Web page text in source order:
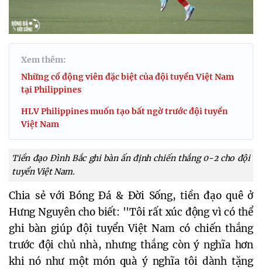
Xem thêm:
Những cổ động viên đặc biệt của đội tuyển Việt Nam
tại Philippines
HLV Philippines muốn tạo bất ngờ trước đội tuyển
Việt Nam
Tiền đạo Đình Bắc ghi bàn ấn định chiến thắng 0-2 cho đội
tuyển Việt Nam.
Chia sẻ với Bóng Đá & Đời Sống, tiền đạo quê ở
Hưng Nguyên cho biết: ''Tôi rất xúc động vì có thể
ghi bàn giúp đội tuyển Việt Nam có chiến thắng
trước đội chủ nhà, nhưng thắng còn ý nghĩa hơn
khi nó như một món quà ý nghĩa tôi dành tặng